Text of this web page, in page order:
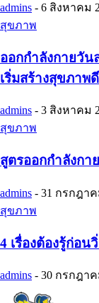
admins - 6 สิงหาคม
สุขภาพ
ออกกำลังกายวัน
เริ่มสร้างสุขภาพ
admins - 3 สิงหาคม
สุขภาพ
สูตรออกกำลังกา
admins - 31 กรกฎาค
สุขภาพ
4 เรื่องต้องรู้ก่อน
admins - 30 กรกฎาค